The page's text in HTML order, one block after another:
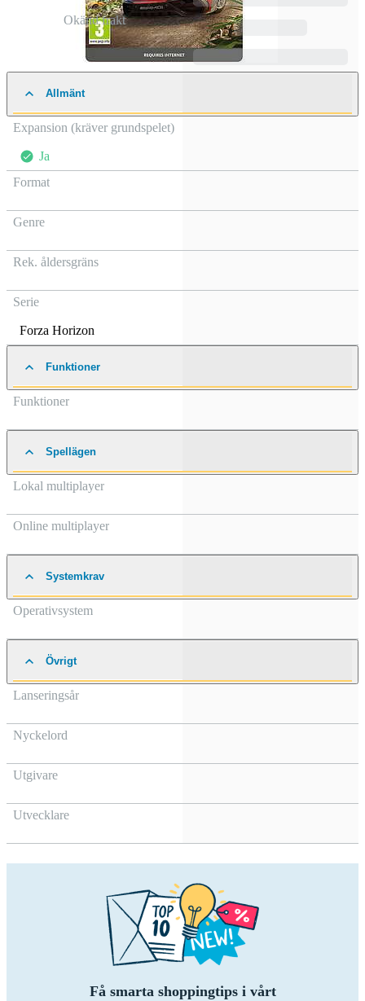
Okänd frakt
Allmänt
Expansion (kräver grundspelet)
Ja
Format
Genre
Rek. åldersgräns
Serie
Forza Horizon
Funktioner
Funktioner
Spellägen
Lokal multiplayer
Online multiplayer
Systemkrav
Operativsystem
Övrigt
Lanseringsår
Nyckelord
Utgivare
Utvecklare
Få smarta shoppingtips i vårt